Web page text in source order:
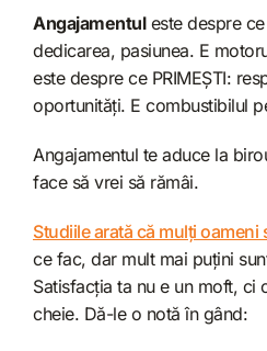
Angajamentuleste despre
dedicarea, pasiunea. E
este despre ce PRIMEȘTI:
oportunități. E combustibilul
Angajamentul te aduce la
face să vrei să rămâi.
Studiile arată că mulți oameni
ce fac, dar mult mai puțini
Satisfacția ta nu e un moft, ci
cheie. Dă-le o notă în gând: